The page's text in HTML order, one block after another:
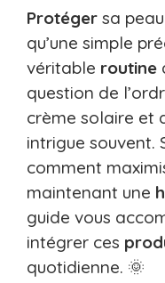
Protéger sa
qu’une simple
véritable routine
question de
crème solaire et
intrigue souvent.
comment
maintenant une
guide vous
intégrer ces
quotidienne. 🌞